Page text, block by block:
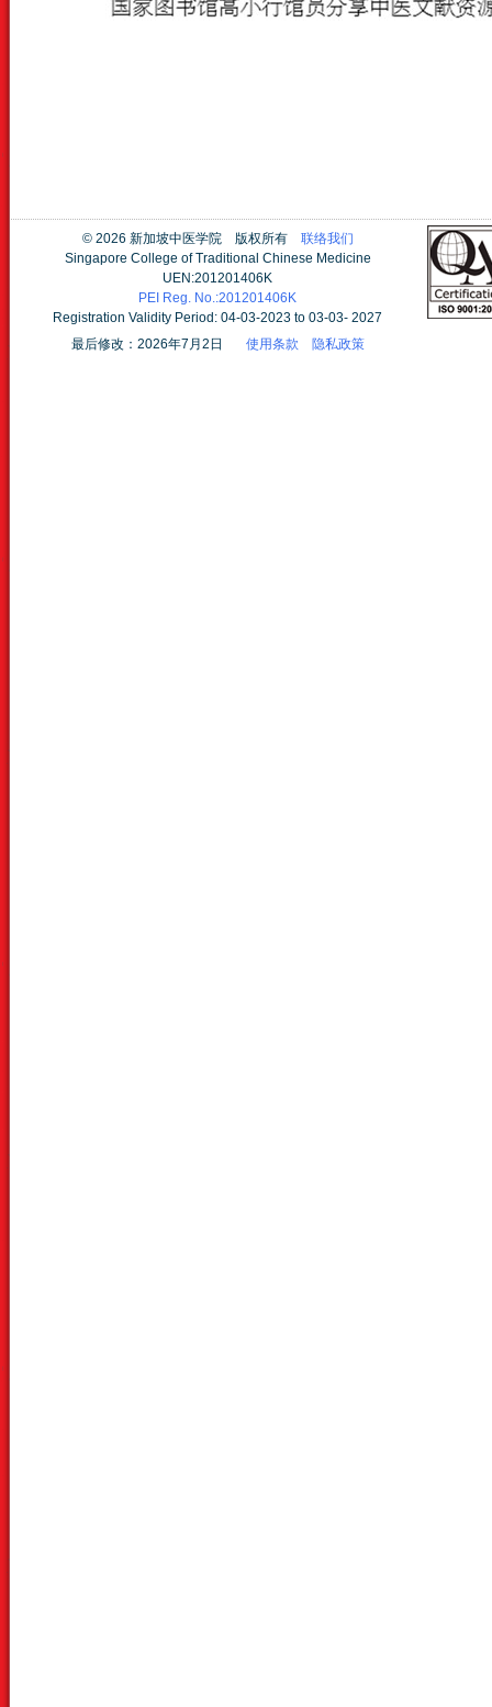
© 2026 新加坡中医学院 版权所有 联络我们
Singapore College of Traditional Chinese Medicine
UEN:201201406K
PEI Reg. No.:201201406K
Registration Validity Period: 04-03-2023 to 03-03- 2027
最后修改：2026年7月2日 使用条款 隐私政策